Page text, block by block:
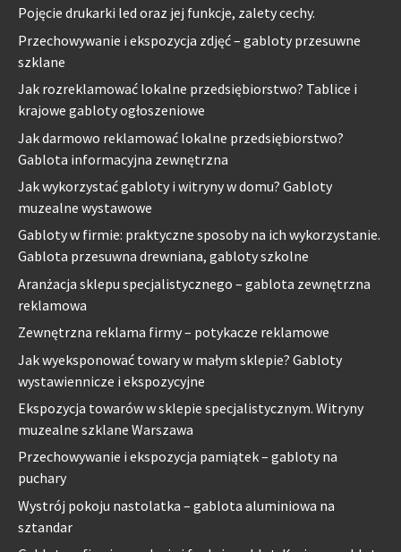
Pojęcie drukarki led oraz jej funkcje, zalety cechy.
Przechowywanie i ekspozycja zdjęć – gabloty przesuwne
szklane
Jak rozreklamować lokalne przedsiębiorstwo? Tablice i
krajowe gabloty ogłoszeniowe
Jak darmowo reklamować lokalne przedsiębiorstwo?
Gablota informacyjna zewnętrzna
Jak wykorzystać gabloty i witryny w domu? Gabloty
muzealne wystawowe
Gabloty w firmie: praktyczne sposoby na ich wykorzystanie.
Gablota przesuwna drewniana, gabloty szkolne
Aranżacja sklepu specjalistycznego – gablota zewnętrzna
reklamowa
Zewnętrzna reklama firmy – potykacze reklamowe
Jak wyeksponować towary w małym sklepie? Gabloty
wystawiennicze i ekspozycyjne
Ekspozycja towarów w sklepie specjalistycznym. Witryny
muzealne szklane Warszawa
Przechowywanie i ekspozycja pamiątek – gabloty na
puchary
Wystrój pokoju nastolatka – gablota aluminiowa na
sztandar